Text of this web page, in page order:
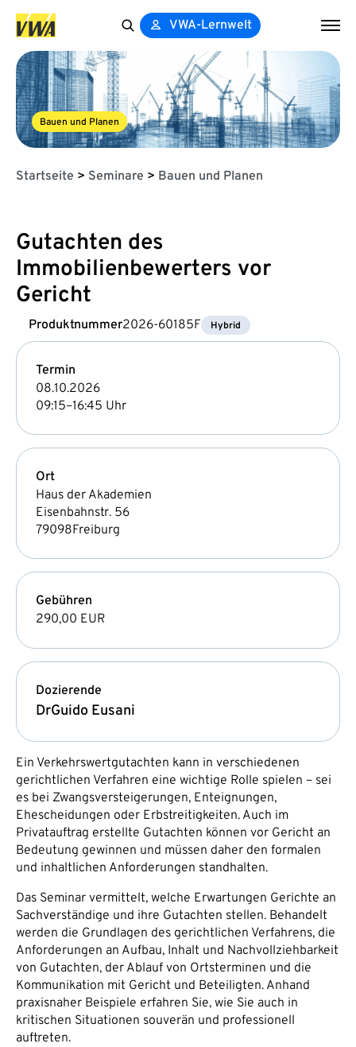
for:
VWA-Lernwelt
Bauen und Planen
Startseite > Seminare > Bauen und Planen
Gutachten des
Immobilienbewerters vor
Gericht
Produktnummer2026-60185F Hybrid
Termin
08.10.2026
09:15–16:45 Uhr
Ort
Haus der Akademien
Eisenbahnstr. 56
79098Freiburg
Gebühren
290,00 EUR
Dozierende
DrGuido Eusani
Ein Verkehrswertgutachten kann in verschiedenen
gerichtlichen Verfahren eine wichtige Rolle spielen – sei
es bei Zwangsversteigerungen, Enteignungen,
Ehescheidungen oder Erbstreitigkeiten. Auch im
Privatauftrag erstellte Gutachten können vor Gericht an
Bedeutung gewinnen und müssen daher den formalen
und inhaltlichen Anforderungen standhalten.
Das Seminar vermittelt, welche Erwartungen Gerichte an
Sachverständige und ihre Gutachten stellen. Behandelt
werden die Grundlagen des gerichtlichen Verfahrens, die
Anforderungen an Aufbau, Inhalt und Nachvollziehbarkeit
von Gutachten, der Ablauf von Ortsterminen und die
Kommunikation mit Gericht und Beteiligten. Anhand
praxisnaher Beispiele erfahren Sie, wie Sie auch in
kritischen Situationen souverän und professionell
auftreten.